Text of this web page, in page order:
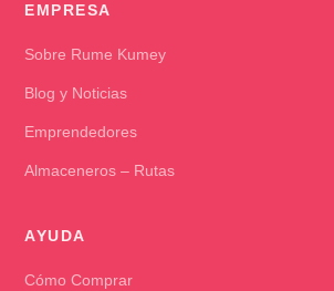
EMPRESA
Sobre Rume Kumey
Blog y Noticias
Emprendedores
Almaceneros – Rutas
AYUDA
Cómo Comprar